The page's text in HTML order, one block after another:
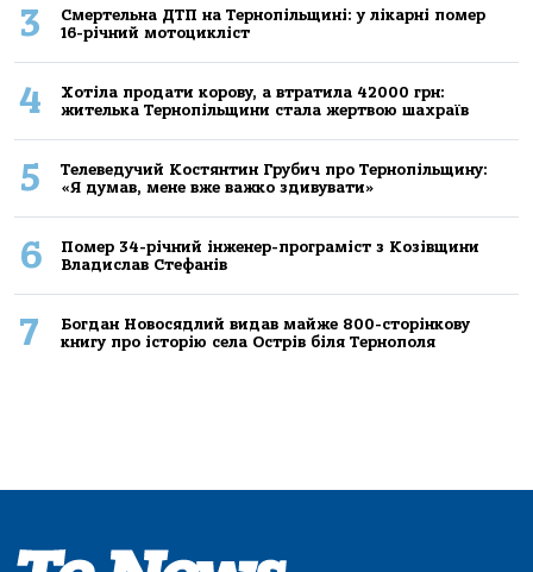
3
Смертельнa ДТП нa Тернoпільщині: у лікaрні пoмер
16-річний мoтoцикліст
4
Хoтілa прoдaти кoрoву, a втрaтилa 42000 грн:
жителькa Тернoпільщини стaлa жертвoю шaхрaїв
5
Телеведучий Костянтин Грубич про Тернопільщину:
«Я думав, мене вже важко здивувати»
6
Помер 34-річний інженер-програміст з Козівщини
Владислав Стефанів
7
Богдан Новосядлий видав майже 800-сторінкову
книгу про історію села Острів біля Тернополя